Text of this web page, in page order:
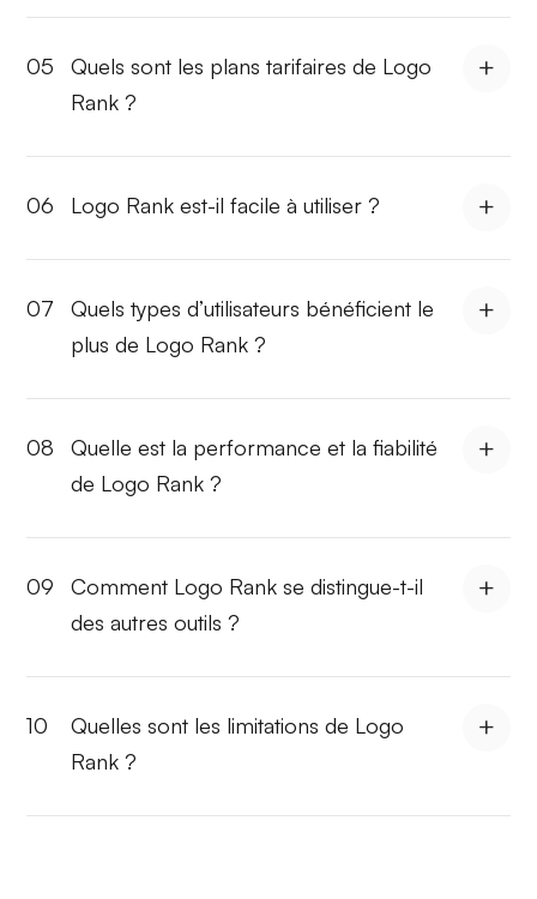
05
Quels sont les plans tarifaires de Logo
Rank ?
06 Logo Rank est-il facile à utiliser ?
07
Quels types d’utilisateurs bénéficient le
plus de Logo Rank ?
08
Quelle est la performance et la fiabilité
de Logo Rank ?
09
Comment Logo Rank se distingue-t-il
des autres outils ?
10
Quelles sont les limitations de Logo
Rank ?